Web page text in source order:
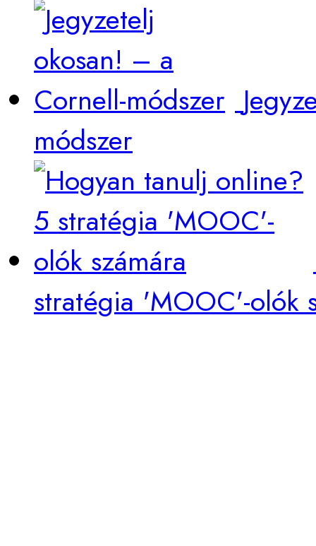
módszer
stratégia 'MOOC'-olók